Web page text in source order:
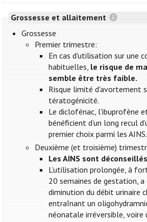
Grossesse et allaitement
Grossesse
Premier trimestre:
En cas d'utilisation sur une
habituelles, le risque de
semble être très faible.
Risque limité d'avortement
tératogénicité.
Le diclofénac, l'ibuprofène
bénéficient d’un long recul
premier choix parmi les AINS.
Deuxième (et troisième)
Les AINS sont
L’utilisation prolongée, à
20 semaines de gestation, a
diminution du débit urinaire
entraînant un
néonatale irréversible, voire